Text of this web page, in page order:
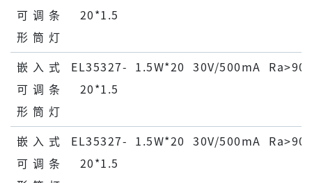
可 调 条
形 筒 灯
20*1.5
嵌 ⼊ 式
可 调 条
形 筒 灯
EL35327-
20*1.5
1.5W*20 30V/500mA Ra>90
嵌 ⼊ 式
可 调 条
EL35327-
20*1.5
1.5W*20 30V/500mA Ra>90